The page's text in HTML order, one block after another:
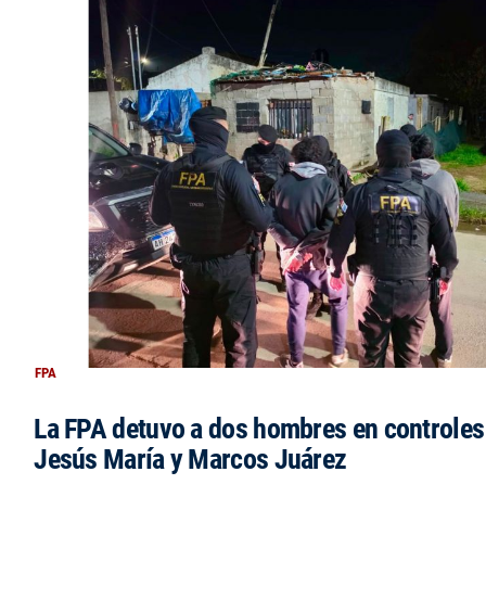
FPA
La FPA detuvo a dos hombres en
Jesús María y Marcos Juárez